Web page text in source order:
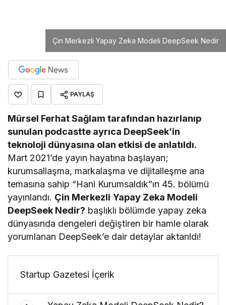
Çin Merkezli Yapay Zeka Modeli DeepSeek Nedir
PAYLAŞ
Mürsel Ferhat Sağlam tarafından hazırlanıp
sunulan podcastte ayrıca DeepSeek’in
teknoloji dünyasına olan etkisi de anlatıldı.
Mart 2021’de yayın hayatına başlayan;
kurumsallaşma, markalaşma ve dijitalleşme ana
temasına sahip “Hani Kurumsaldık”ın 45. bölümü
yayınlandı. Çin Merkezli Yapay Zeka Modeli
DeepSeek Nedir? başlıklı bölümde yapay zeka
dünyasında dengeleri değiştiren bir hamle olarak
yorumlanan DeepSeek’e dair detaylar aktarıldı!
Startup Gazetesi İçerik